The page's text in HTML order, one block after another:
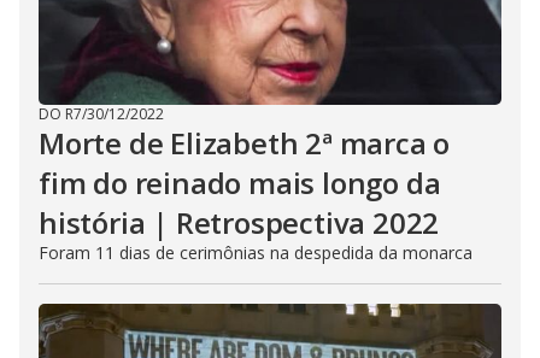
DO R7/30/12/2022
Morte de Elizabeth 2ª marca o
fim do reinado mais longo da
história | Retrospectiva 2022
Foram 11 dias de cerimônias na despedida da monarca